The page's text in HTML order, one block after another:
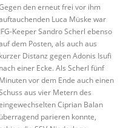
den erneut frei vor ihm
Luca Müske war
JFG-Keeper Sandro Scherl ebenso
dem Posten, als auch aus
kurzer Distanz gegen Adonis Isufi
nach einer Ecke. Als Scherl fünf
Minuten vor dem Ende auch einen
aus vier Metern des
Ciprian Balan
überragend parieren konnte,